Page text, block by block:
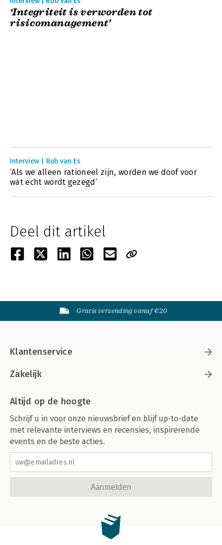
‘Integriteit is verworden tot
risicomanagement’
Interview | Rob van Es
‘Als we alleen rationeel zijn, worden we doof voor
wat echt wordt gezegd’
Deel dit artikel
Gratis verzending vanaf €20
Klantenservice
Zakelijk
Altijd op de hoogte
Schrijf u in voor onze nieuwsbrief en blijf up-to-date
met relevante interviews en recensies, inspirerende
events en de beste acties.
Aanmelden